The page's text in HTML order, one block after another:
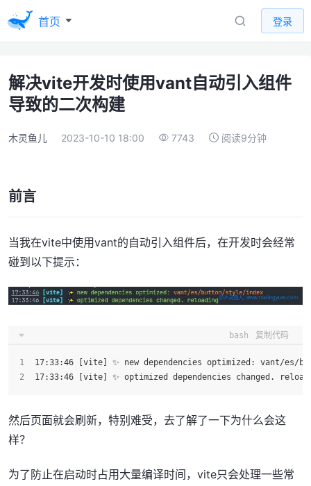
首页 登录
解决vite开发时使用vant自动引入组件
导致的二次构建
木灵鱼儿 2023-10-10 18:00 7743 阅读9分钟
前言
当我在vite中使用vant的自动引入组件后，在开发时会经常
碰到以下提示：
bash 复制代码
17:33:46 [vite] ✨ new
17:33:46 [vite] ✨ optimized dependencies changed.
然后页面就会刷新，特别难受，去了解了一下为什么会这
样？
为了防止在启动时占用大量编译时间，vite只会处理一些常